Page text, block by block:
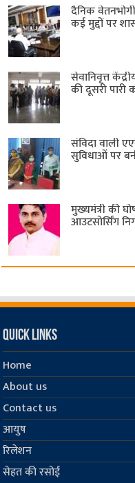
दैनिक
कई मुद्दों पर
सेवानिवृत्त
की दूसरी
संविदा वाली
सुविधाओं पर
मुख्यमंत्री की
आउटसोर्सिंग
Quick Links
Home
About us
Contact us
आयुष
रिलेशन
सेहत की रसोई